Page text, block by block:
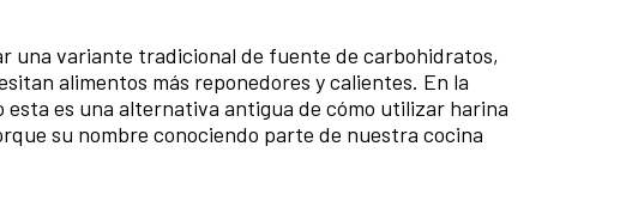
una variante tradicional de fuente de carbohidratos,
alimentos más reponedores y calientes. En la
es una alternativa antigua de cómo utilizar harina
su nombre conociendo parte de nuestra cocina